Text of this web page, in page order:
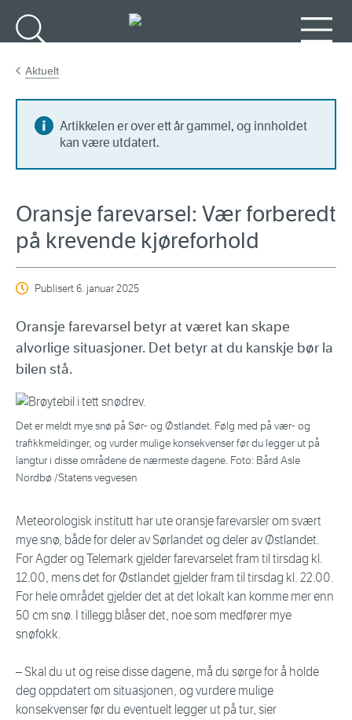
Aktuelt
Artikkelen er over ett år gammel, og innholdet
kan være utdatert.
Oransje farevarsel: Vær forberedt
på krevende kjøreforhold
Publisert6. januar 2025
Oransje farevarsel betyr at været kan skape
alvorlige situasjoner. Det betyr at du kanskje bør la
bilen stå.
Det er meldt mye snø på Sør- og Østlandet. Følg med på vær- og
trafikkmeldinger, og vurder mulige konsekvenser før du legger ut på
langtur i disse områdene de nærmeste dagene. Foto: Bård Asle
Nordbø /Statens vegvesen
Meteorologisk institutt har ute oransje farevarsler om svært
mye snø, både for deler av Sørlandet og deler av Østlandet.
For Agder og Telemark gjelder farevarselet fram til tirsdag kl.
12.00, mens det for Østlandet gjelder fram til tirsdag kl. 22.00.
For hele området gjelder det at det lokalt kan komme mer enn
50 cm snø. I tillegg blåser det, noe som medfører mye
snøfokk.
– Skal du ut og reise disse dagene, må du sørge for å holde
deg oppdatert om situasjonen, og vurdere mulige
konsekvenser før du eventuelt legger ut på tur, sier